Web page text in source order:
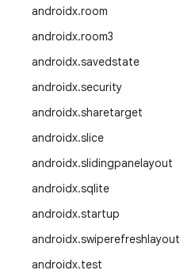
androidx.room
androidx.room3
androidx.savedstate
androidx.security
androidx.sharetarget
androidx.slice
androidx.slidingpanelayout
androidx.sqlite
androidx.startup
androidx.swiperefreshlayout
androidx.test